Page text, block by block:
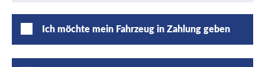
Ich möchte mein Fahrzeug in Zahlung geben